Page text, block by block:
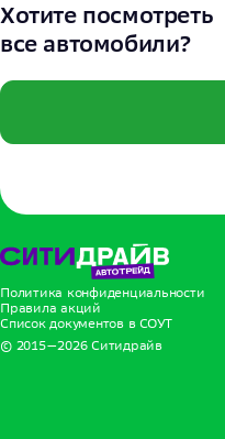
Хотите посмотреть
все автомобили?
Политика конфиденциальности
Правила акций
Список документов в СОУТ
© 2015—2026Ситидрайв